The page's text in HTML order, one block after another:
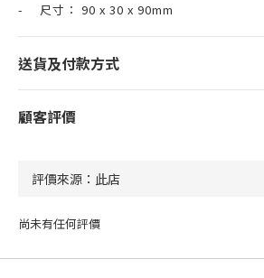
-
尺寸： 90 x 30 x 90mm
送貨及付款方式
顧客評價
尚未有任何評價